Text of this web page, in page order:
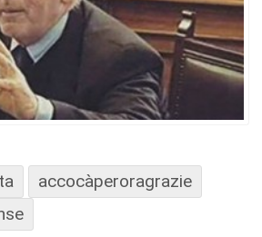
accocàperoragrazie